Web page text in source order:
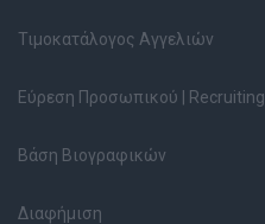
Τιμοκατάλογος Αγγελιών
Εύρεση Προσωπικού | Recruiting
Βάση Βιογραφικών
Διαφήμιση